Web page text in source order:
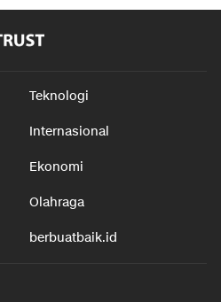
Teknologi
Internasional
Ekonomi
Olahraga
berbuatbaik.id